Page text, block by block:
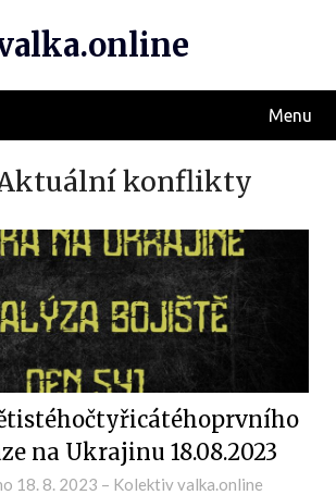
Menu
konflikty
na Ukrajinu 18.08.2023
18. 8. 2023 – Kolektiv valka.online